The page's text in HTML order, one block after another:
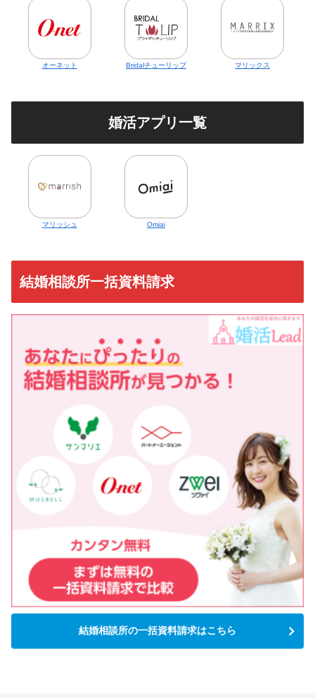
オーネット Bridalチューリップ マリックス
婚活アプリ一覧
マリッシュ Omiai
結婚相談所一括資料請求
結婚相談所の一括資料請求はこちら